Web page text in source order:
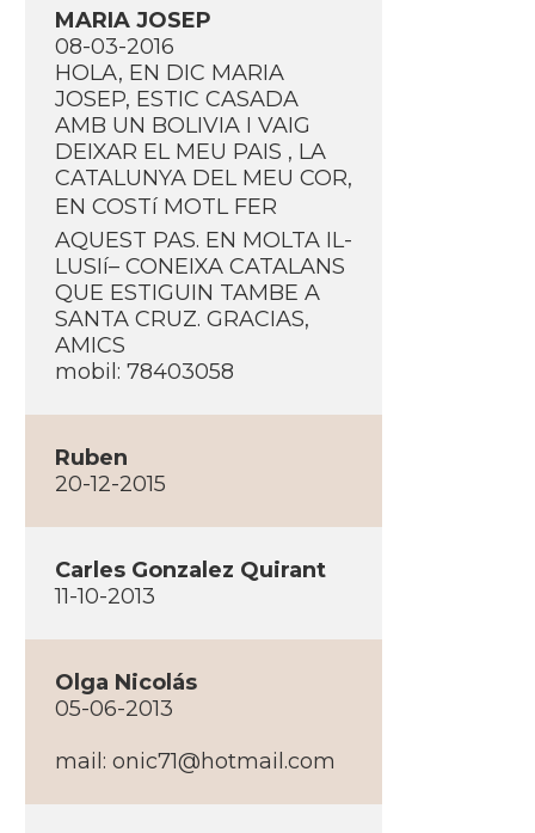
MARIA JOSEP
08-03-2016
HOLA, EN DIC MARIA
JOSEP, ESTIC CASADA
AMB UN BOLIVIA I VAIG
DEIXAR EL MEU PAIS , LA
CATALUNYA DEL MEU COR,
EN COSTí MOTL FER
AQUEST PAS. EN MOLTA IL-
LUSIí– CONEIXA CATALANS
QUE ESTIGUIN TAMBE A
SANTA CRUZ. GRACIAS,
AMICS
mobil: 78403058
Ruben
20-12-2015
Carles Gonzalez Quirant
11-10-2013
Olga Nicolás
05-06-2013
mail: onic71@hotmail.com